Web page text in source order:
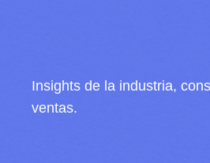
Insights de la industria,
ventas.